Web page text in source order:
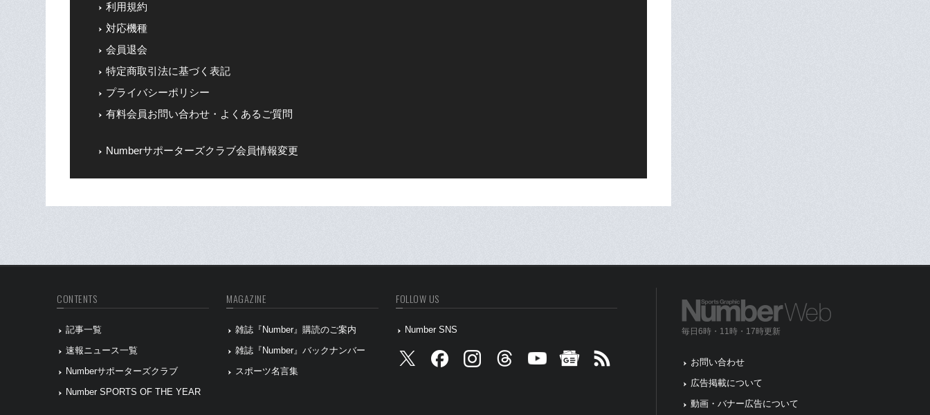
利用規約
対応機種
会員退会
特定商取引法に基づく表記
プライバシーポリシー
有料会員お問い合わせ・よくあるご質問
Numberサポーターズクラブ会員情報変更
CONTENTS
記事一覧
速報ニュース一覧
Numberサポーターズクラブ
Number SPORTS OF THE YEAR
MAGAZINE
雑誌『Number』購読のご案内
雑誌『Number』バックナンバー
スポーツ名言集
FOLLOW US
Number SNS 毎日6時・11時・17時更新
お問い合わせ
広告掲載について
動画・バナー広告について